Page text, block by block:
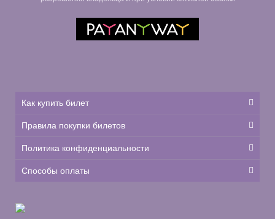
Как купить билет
Правила покупки билетов
Политика конфиденциальности
Способы оплаты